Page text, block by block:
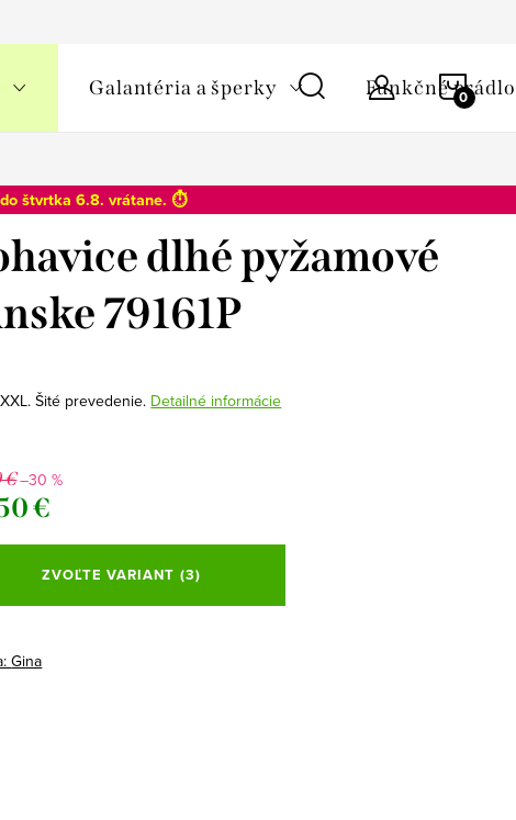
Galantéria a šperky Funkčné prádlo
štvrtka 6.8. vrátane. ⏱️
dlhé pyžamové
79161P
Šité prevedenie. Detailné informácie
€–30 %
€
ZVOĽTE VARIANT (3)
Gina